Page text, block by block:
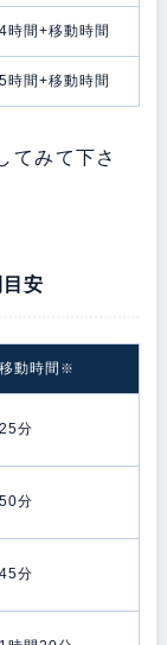
時間+移動時間
時間+移動時間
てみて下さ
安
移動時間 ※
25分
50分
45分